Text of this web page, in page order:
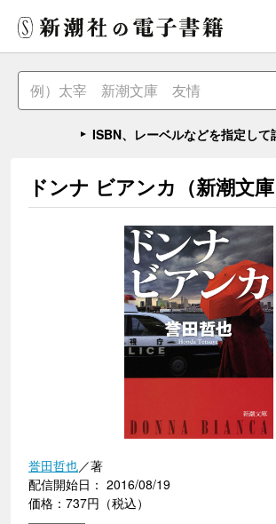
ISBN、レーベルなどを指定して
ドンナ ビアンカ（新潮文庫
誉田哲也／著
配信開始日： 2016/08/19
価格：737円（税込）